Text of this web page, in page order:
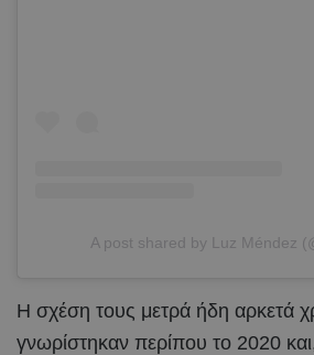
A post shared by Luz Méndez
Η σχέση τους μετρά ήδη αρκετά
γνωρίστηκαν περίπου το 2020